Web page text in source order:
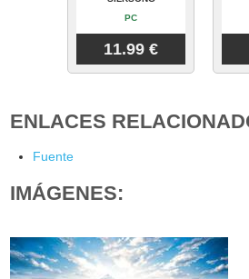
PC
11.99 €
ENLACES
Fuente
IMÁGENES: